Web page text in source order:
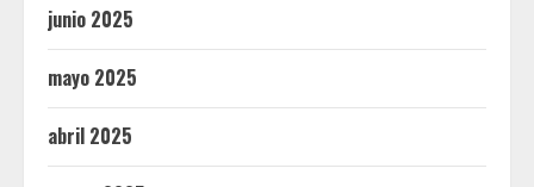
junio 2025
mayo 2025
abril 2025